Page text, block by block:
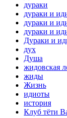
дураки
дураки и
дураки и
дураки и
Дураки и
дух
Душа
жидовская
жиды
Жизнь
идиоты
история
Клуб тёти